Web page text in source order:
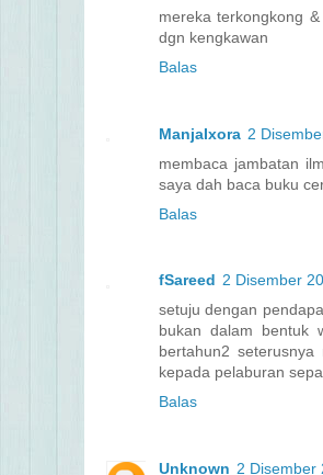
mereka terkongkong
dgn kengkawan
Balas
ManjaIxora 2
membaca jambatan
saya dah baca buku
Balas
fSareed 2 Disember
setuju dengan
bukan dalam bentuk
bertahun2
kepada pelaburan
Balas
Unknown 2 Disember